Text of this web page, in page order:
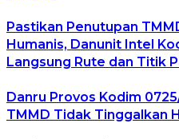
Pastikan Penutupan
Humanis, Danunit Intel
Langsung Rute dan Titik
Danru Provos Kodim
TMMD Tidak Tinggalkan